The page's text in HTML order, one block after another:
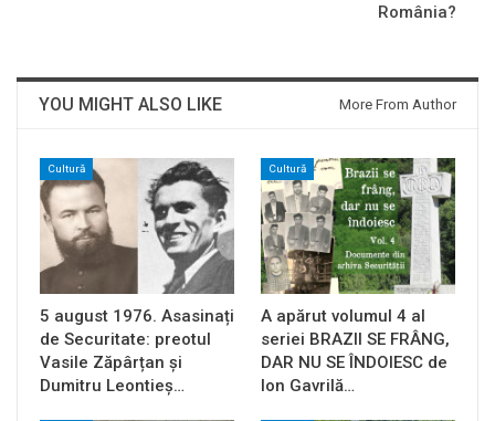
România?
YOU MIGHT ALSO LIKE More From Author
Cultură
5 august 1976. Asasinați
de Securitate: preotul
Vasile Zăpârțan și
Dumitru Leontieș…
Cultură
A apărut volumul 4 al
seriei BRAZII SE FRÂNG,
DAR NU SE ÎNDOIESC de
Ion Gavrilă…